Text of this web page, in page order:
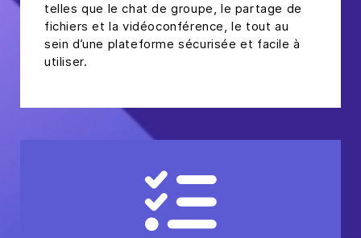
telles que le chat de groupe, le partage de
fichiers et la vidéoconférence, le tout au
sein d’une plateforme sécurisée et facile à
utiliser.